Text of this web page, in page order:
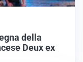
della
Deux ex